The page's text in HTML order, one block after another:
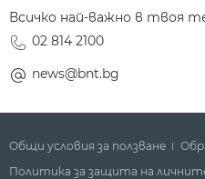
Всичко най-важно в твоя
02 814 2100
news@bnt.bg
Общи условия за ползване
Политика за защита на